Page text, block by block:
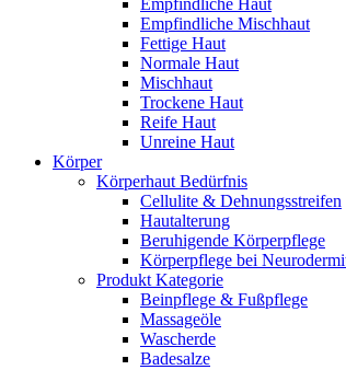
Empfindliche Mischhaut
Fettige Haut
Normale Haut
Mischhaut
Trockene Haut
Reife Haut
Unreine Haut
Körper
Körperhaut Bedürfnis
Cellulite & Dehnungsstreifen
Hautalterung
Beruhigende Körperpflege
Körperpflege bei
Produkt Kategorie
Beinpflege & Fußpflege
Massageöle
Wascherde
Badesalze